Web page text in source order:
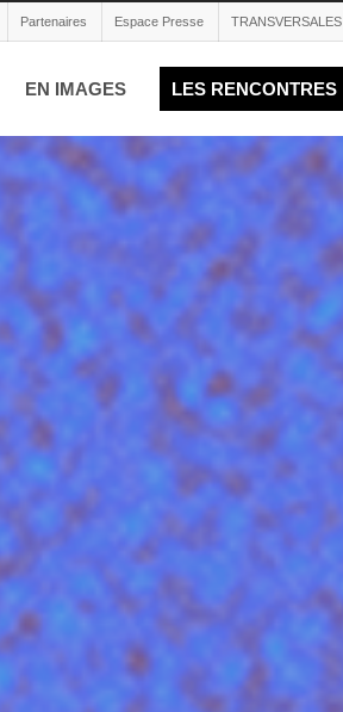
Partenaires Espace Presse TRANSVERSALES
EN IMAGES LES RENCONTRES